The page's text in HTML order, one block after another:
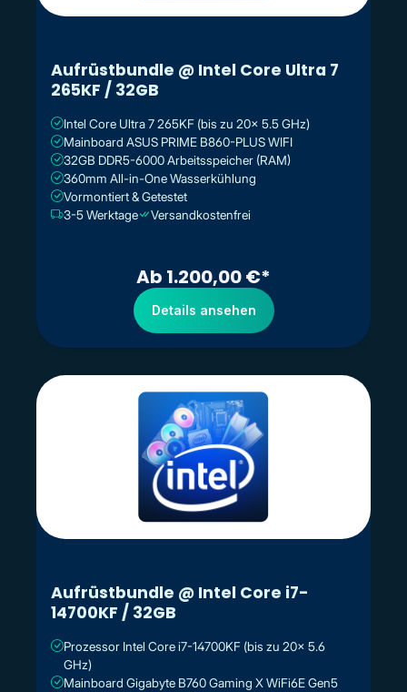
Aufrüstbundle @ Intel Core Ultra 7
265KF / 32GB
Intel Core Ultra 7 265KF (bis zu 20x 5.5 GHz)
Mainboard ASUS PRIME B860-PLUS WIFI
32GB DDR5-6000 Arbeitsspeicher (RAM)
360mm All-in-One Wasserkühlung
Vormontiert & Getestet
3-5 Werktage
Versandkostenfrei
Ab 1.200,00 €*
Details ansehen
Aufrüstbundle @ Intel Core i7-
14700KF / 32GB
Prozessor Intel Core i7-14700KF (bis zu 20x 5.6
GHz)
Mainboard Gigabyte B760 Gaming X WiFi6E Gen5